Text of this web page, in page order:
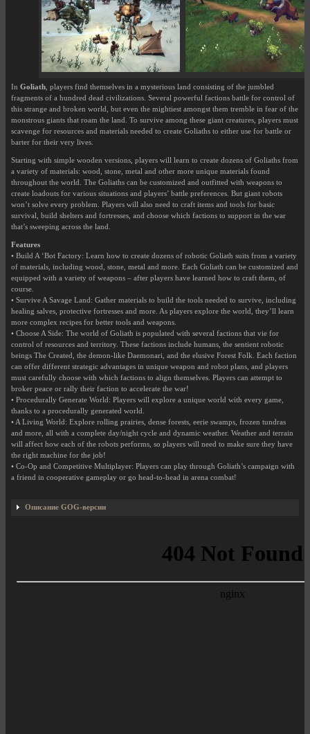
In Goliath , players find themselves in a mysterious land consisting of the jumbled
fragments of a hundred dead civilizations. Several powerful factions battle for control of
this strange and broken world, but even the mightiest amongst them tremble in fear of the
monstrous giants that roam the land. To survive among these giant creatures, players must
scavenge for resources and materials needed to create Goliaths to either use for battle or
barter for their very lives.
Starting with simple wooden versions, players will learn to create dozens of Goliaths from
a variety of materials: wood, stone, metal and other more unique materials found
throughout the world. The Goliaths can be customized and outfitted with weapons to
create loadouts for various situations and players’ battle preferences. But giant robots
won’t solve every problem. Players will also need to craft items and tools for basic
survival, build shelters and fortresses, and choose which factions to support in the war
that’s sweeping across the land.
Features
• Build A ‘Bot Factory: Learn how to create dozens of robotic Goliath suits from a variety
of materials, including wood, stone, metal and more. Each Goliath can be customized and
equipped with a variety of weapons – after players have learned how to craft them, of
course.
• Survive A Savage Land: Gather materials to build the tools needed to survive, including
healing salves, protective fortresses and more. As players explore the world, they’ll learn
more complex recipes for better tools and weapons.
• Choose A Side: The world of Goliath is populated with several factions that vie for
control of resources and territory. These factions include humans, the sentient robotic
beings The Created, the demon-like Daemonari, and the elusive Forest Folk. Each faction
can offer different strategic advantages in unique weapon and robot plans, and players
must carefully choose with which factions to align themselves. Players can attempt to
broker peace or rally their faction to accelerate the war!
• Procedurally Generate World: Players will explore a unique world with every game,
thanks to a procedurally generated world.
• A Living World: Explore rolling prairies, dense forests, eerie swamps, frozen tundras
and more, all with a complete day/night cycle and dynamic weather. Weather and terrain
will affect how each of the robots performs, so players will need to make sure they have
the right machine for the job!
• Co-Op and Competitive Multiplayer: Players can play through Goliath’s campaign with
a friend in cooperative gameplay or go head-to-head in arena combat!
Описание GOG-версии